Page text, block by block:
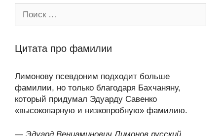
Цитата про фамилии
Лимонову псевдоним подходит больше
фамилии, но только благодаря Бахчаняну,
который придумал Эдуарду Савенко
«высокопарную и низкопробную» фамилию.